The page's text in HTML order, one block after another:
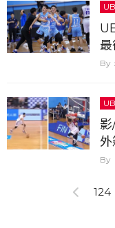
最
推
124